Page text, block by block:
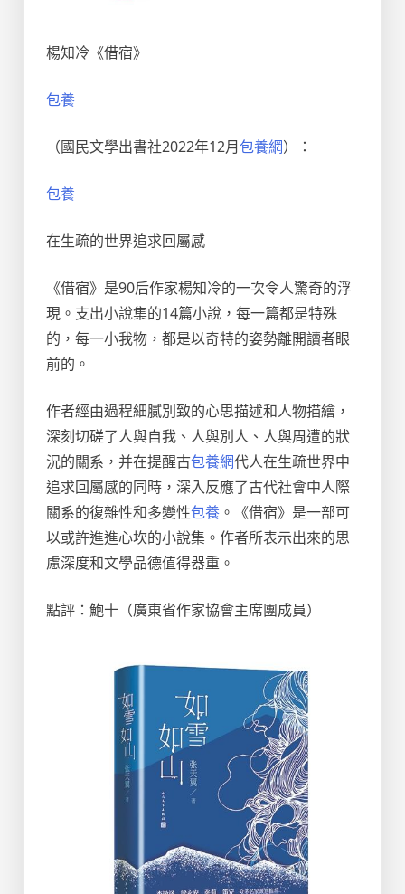
楊知冷《借宿》
包養
（國民文學出書社2022年12月包養網）：
包養
在生疏的世界追求回屬感
《借宿》是90后作家楊知冷的一次令人驚奇的浮
現。支出小說集的14篇小說，每一篇都是特殊
的，每一小我物，都是以奇特的姿勢離開讀者眼
前的。
作者經由過程細膩別致的心思描述和人物描繪，
深刻切磋了人與自我、人與別人、人與周遭的狀
況的關系，并在提醒古包養網代人在生疏世界中
追求回屬感的同時，深入反應了古代社會中人際
關系的復雜性和多變性包養 。《借宿》是一部可
以或許進進心坎的小說集。作者所表示出來的思
慮深度和文學品德值得器重。
點評：鮑十（廣東省作家協會主席團成員）